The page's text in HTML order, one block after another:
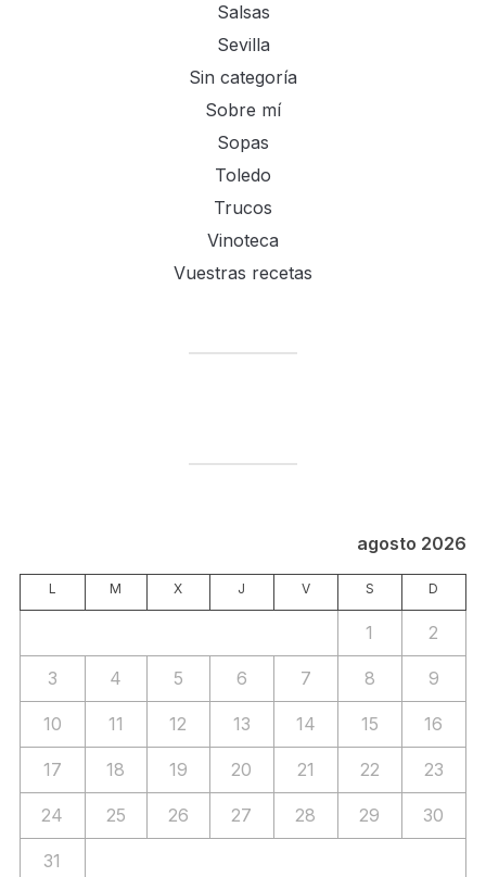
Salsas
Sevilla
Sin categoría
Sobre mí
Sopas
Toledo
Trucos
Vinoteca
Vuestras recetas
agosto 2026
L M X J V S D
1 2
3 4 5 6 7 8 9
10 11 12 13 14 15 16
17 18 19 20 21 22 23
24 25 26 27 28 29 30
31